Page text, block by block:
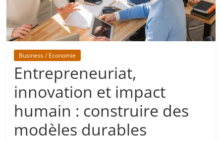
Business / Economie
Entrepreneuriat,
innovation et impact
humain : construire des
modèles durables